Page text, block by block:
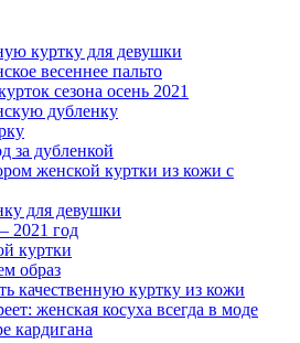
куртку для девушки
весеннее пальто
сезона осень 2021
дубленку
за дубленкой
женской куртки из кожи с
для девушки
2021 год
куртки
образ
качественную куртку из кожи
женская косуха всегда в моде
кардигана